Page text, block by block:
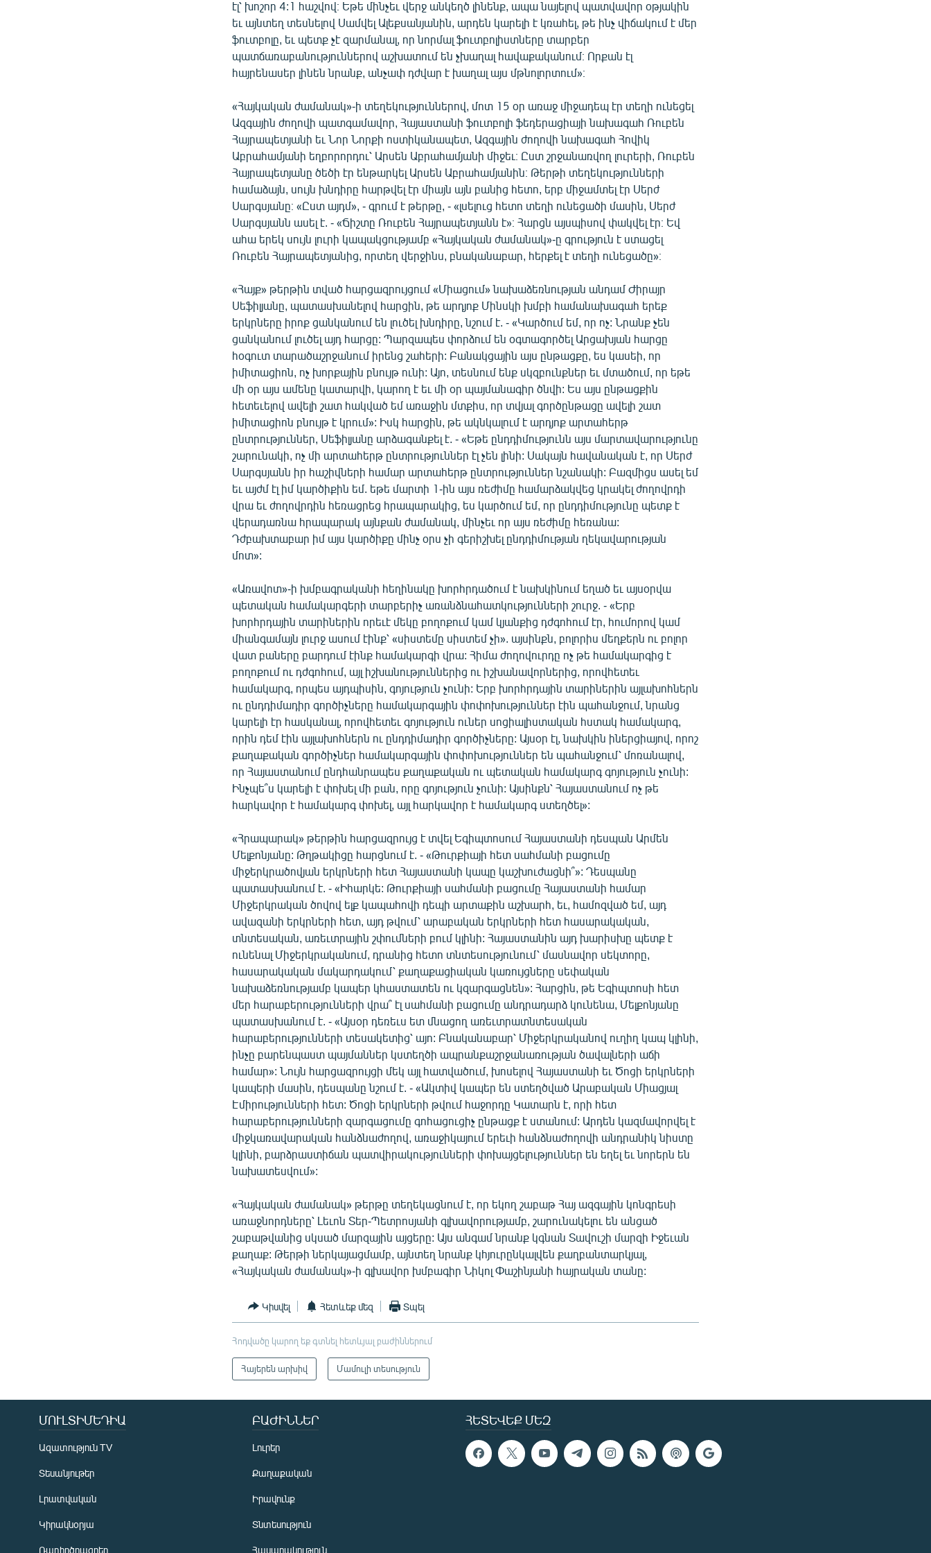
էլ՝ խոշոր 4:1 հաշվով։ Եթե մինչեւ վերջ անկեղծ լինենք, ապա նայելով պատվավոր օթյակին
եւ այնտեղ տեսնելով Սամվել Ալեքսանյանին, արդեն կարելի է կռահել, թե ինչ վիճակում է մեր
ֆուտբոլը, եւ պետք չէ զարմանալ, որ նորմալ ֆուտբոլիստները տարբեր
պատճառաբանություններով աշխատում են չխաղալ հավաքականում։ Որքան էլ
հայրենասեր լինեն նրանք, անչափ դժվար է խաղալ այս մթնոլորտում»։
«Հայկական ժամանակ»-ի տեղեկություններով, մոտ 15 օր առաջ միջադեպ էր տեղի ունեցել
Ազգային ժողովի պատգամավոր, Հայաստանի ֆուտբոլի ֆեդերացիայի նախագահ Ռուբեն
Հայրապետյանի եւ Նոր Նորքի ոստիկանապետ, Ազգային ժողովի նախագահ Հովիկ
Աբրահամյանի եղբորորդու՝ Արսեն Աբրահամյանի միջեւ։ Ըստ շրջանառվող լուրերի, Ռուբեն
Հայրապետյանը ծեծի էր ենթարկել Արսեն Աբրահամյանին։ Թերթի տեղեկությունների
համաձայն, սույն խնդիրը հարթվել էր միայն այն բանից հետո, երբ միջամտել էր Սերժ
Սարգսյանը։ «Ըստ այդմ», - գրում է թերթը, - «լսելուց հետո տեղի ունեցածի մասին, Սերժ
Սարգսյանն ասել է. - «Ճիշտը Ռուբեն Հայրապետյանն է»։ Հարցն այսպիսով փակվել էր։ Եվ
ահա երեկ սույն լուրի կապակցությամբ «Հայկական ժամանակ»-ը գրություն է ստացել
Ռուբեն Հայրապետյանից, որտեղ վերջինս, բնականաբար, հերքել է տեղի ունեցածը»։
«Հայք» թերթին տված հարցազրույցում «Միացում» նախաձեռնության անդամ Ժիրայր
Սեֆիլյանը, պատասխանելով հարցին, թե արդյոք Մինսկի խմբի համանախագահ երեք
երկրները իրոք ցանկանում են լուծել խնդիրը, նշում է. - «Կարծում եմ, որ ոչ: Նրանք չեն
ցանկանում լուծել այդ հարցը: Պարզապես փորձում են օգտագործել Արցախյան հարցը
հօգուտ տարածաշրջանում իրենց շահերի: Բանակցային այս ընթացքը, ես կասեի, որ
իմիտացիոն, ոչ խորքային բնույթ ունի: Այո, տեսնում ենք սկզբունքներ եւ մտածում, որ եթե
մի օր այս ամենը կատարվի, կարող է եւ մի օր պայմանագիր ծնվի: Ես այս ընթացքին
հետեւելով ավելի շատ հակված եմ առաջին մտքիս, որ տվյալ գործընթացը ավելի շատ
իմիտացիոն բնույթ է կրում»: Իսկ հարցին, թե ակնկալում է արդյոք արտահերթ
ընտրություններ, Սեֆիլյանը արձագանքել է. - «Եթե ընդդիմությունն այս մարտավարությունը
շարունակի, ոչ մի արտահերթ ընտրություններ էլ չեն լինի: Սակայն հավանական է, որ Սերժ
Սարգսյանն իր հաշիվների համար արտահերթ ընտրություններ նշանակի: Բազմիցս ասել եմ
եւ այժմ էլ իմ կարծիքին եմ. եթե մարտի 1-ին այս ռեժիմը համարձակվեց կրակել ժողովրդի
վրա եւ ժողովրդին հեռացրեց հրապարակից, ես կարծում եմ, որ ընդդիմությունը պետք է
վերադառնա հրապարակ այնքան ժամանակ, մինչեւ որ այս ռեժիմը հեռանա:
Դժբախտաբար իմ այս կարծիքը մինչ օրս չի գերիշխել ընդդիմության ղեկավարության
մոտ»:
«Առավոտ»-ի խմբագրականի հեղինակը խորհրդածում է նախկինում եղած եւ այսօրվա
պետական համակարգերի տարբերիչ առանձնահատկությունների շուրջ. - «Երբ
խորհրդային տարիներին որեւէ մեկը բողոքում կամ կյանքից դժգոհում էր, հումորով կամ
միանգամայն լուրջ ասում էինք՝ «սիստեմը սիստեմ չի». այսինքն, բոլորիս մեղքերն ու բոլոր
վատ բաները բարդում էինք համակարգի վրա: Հիմա ժողովուրդը ոչ թե համակարգից է
բողոքում ու դժգոհում, այլ իշխանություններից ու իշխանավորներից, որովհետեւ
համակարգ, որպես այդպիսին, գոյություն չունի: Երբ խորհրդային տարիներին այլախոհներն
ու ընդդիմադիր գործիչները համակարգային փոփոխություններ էին պահանջում, նրանց
կարելի էր հասկանալ, որովհետեւ գոյություն ուներ սոցիալիստական հստակ համակարգ,
որին դեմ էին այլախոհներն ու ընդդիմադիր գործիչները: Այսօր էլ, նախկին իներցիայով, որոշ
քաղաքական գործիչներ համակարգային փոփոխություններ են պահանջում՝ մոռանալով,
որ Հայաստանում ընդհանրապես քաղաքական ու պետական համակարգ գոյություն չունի:
Ինչպե՞ս կարելի է փոխել մի բան, որը գոյություն չունի: Այսինքն՝ Հայաստանում ոչ թե
հարկավոր է համակարգ փոխել, այլ հարկավոր է համակարգ ստեղծել»:
«Հրապարակ» թերթին հարցազրույց է տվել Եգիպտոսում Հայաստանի դեսպան Արմեն
Մելքոնյանը: Թղթակիցը հարցնում է. - «Թուրքիայի հետ սահմանի բացումը
միջերկրածովյան երկրների հետ Հայաստանի կապը կաշխուժացնի՞»: Դեսպանը
պատասխանում է. - «Իհարկե: Թուրքիայի սահմանի բացումը Հայաստանի համար
Միջերկրական ծովով ելք կապահովի դեպի արտաքին աշխարհ, եւ, համոզված եմ, այդ
ավազանի երկրների հետ, այդ թվում՝ արաբական երկրների հետ հասարակական,
տնտեսական, առեւտրային շփումների բում կլինի: Հայաստանին այդ խարիսխը պետք է
ունենալ Միջերկրականում, դրանից հետո տնտեսությունում՝ մասնավոր սեկտորը,
հասարակական մակարդակում՝ քաղաքացիական կառույցները սեփական
նախաձեռնությամբ կապեր կհաստատեն ու կզարգացնեն»: Հարցին, թե Եգիպտոսի հետ
մեր հարաբերությունների վրա՞ էլ սահմանի բացումը անդրադարձ կունենա, Մելքոնյանը
պատասխանում է. - «Այսօր դեռեւս ետ մնացող առեւտրատնտեսական
հարաբերությունների տեսակետից՝ այո: Բնականաբար՝ Միջերկրականով ուղիղ կապ կլինի,
ինչը բարենպաստ պայմաններ կստեղծի ապրանքաշրջանառության ծավալների աճի
համար»: Նույն հարցազրույցի մեկ այլ հատվածում, խոսելով Հայաստանի եւ Ծոցի երկրների
կապերի մասին, դեսպանը նշում է. - «Ակտիվ կապեր են ստեղծված Արաբական Միացյալ
Էմիրությունների հետ: Ծոցի երկրների թվում հաջորդը Կատարն է, որի հետ
հարաբերությունների զարգացումը գոհացուցիչ ընթացք է ստանում: Արդեն կազմավորվել է
միջկառավարական հանձնաժողով, առաջիկայում երեւի հանձնաժողովի անդրանիկ նիստը
կլինի, բարձրաստիճան պատվիրակությունների փոխայցելություններ են եղել եւ նորերն են
նախատեսվում»:
«Հայկական ժամանակ» թերթը տեղեկացնում է, որ եկող շաբաթ Հայ ազգային կոնգրեսի
առաջնորդները՝ Լեւոն Տեր-Պետրոսյանի գլխավորությամբ, շարունակելու են անցած
շաբաթվանից սկսած մարզային այցերը: Այս անգամ նրանք կգնան Տավուշի մարզի Իջեւան
քաղաք: Թերթի ներկայացմամբ, այնտեղ նրանք կհյուրընկալվեն քաղբանտարկյալ,
«Հայկական ժամանակ»-ի գլխավոր խմբագիր Նիկոլ Փաշինյանի հայրական տանը:
Կիսվել Հետևեք մեզ Տպել
Հոդվածը կարող եք գտնել հետևյալ բաժիններում
Հայերեն արխիվ Մամուլի տեսություն
ՀԵՏԵՎԵՔ ՄԵԶ
ՄՈՒԼՏԻՄԵԴԻԱ
Ազատություն TV
Տեսանյութեր
Լրատվական
Կիրակնօրյա
Ռադիոծրագրեր
ԲԱԺԻՆՆԵՐ
Լուրեր
Քաղաքական
Իրավունք
Տնտեսություն
Հասարակություն